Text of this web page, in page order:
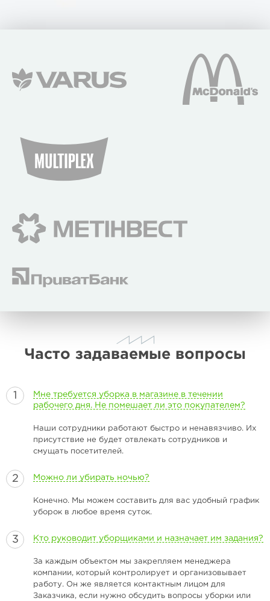
Часто задаваемые вопросы
Мне требуется уборка в магазине в течении
рабочего дня. Не помешает ли это покупателем?
Наши сотрудники работают быстро и ненавязчиво. Их
присутствие не будет отвлекать сотрудников и
смущать посетителей.
Можно ли убирать ночью?
Конечно. Мы можем составить для вас удобный график
уборок в любое время суток.
Кто руководит уборщиками и назначает им задания?
За каждым объектом мы закрепляем менеджера
компании, который контролирует и организовывает
работу. Он же является контактным лицом для
Заказчика, если нужно обсудить вопросы уборки или